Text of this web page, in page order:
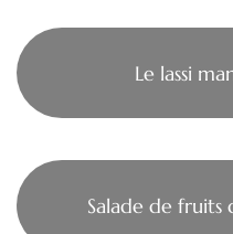
Le lassi
Salade de fruits